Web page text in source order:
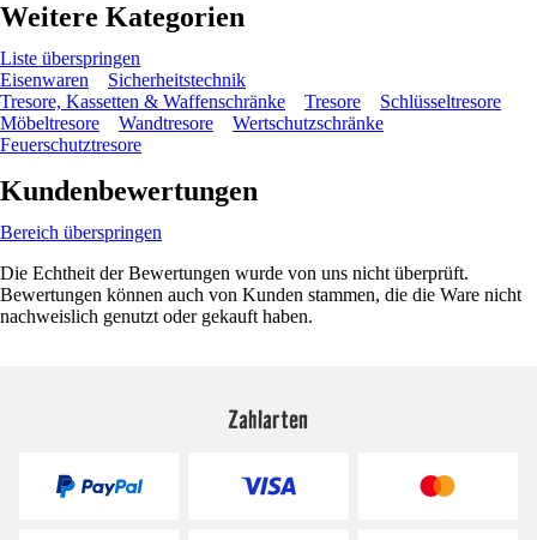
Weitere Kategorien
Liste überspringen
Eisenwaren
Sicherheitstechnik
Tresore, Kassetten & Waffenschränke
Tresore
Schlüsseltresore
Möbeltresore
Wandtresore
Wertschutzschränke
Feuerschutztresore
Kundenbewertungen
Bereich überspringen
Die Echtheit der Bewertungen wurde von uns nicht überprüft.
Bewertungen können auch von Kunden stammen, die die Ware nicht
nachweislich genutzt oder gekauft haben.
Zahlarten